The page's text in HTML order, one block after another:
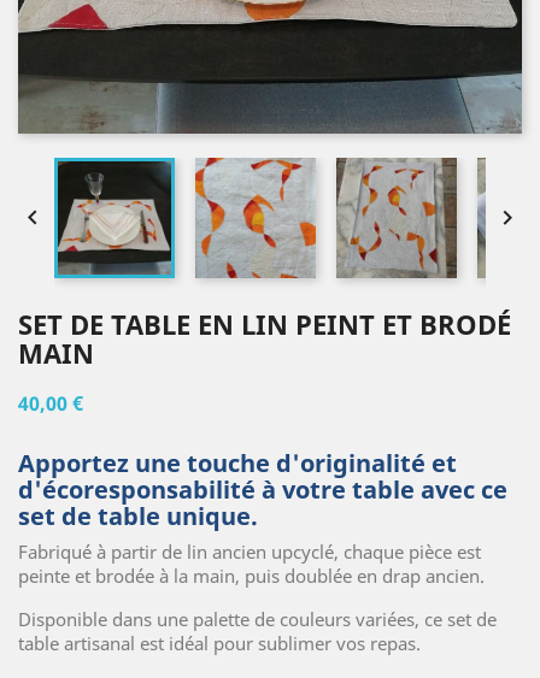
 
SET DE TABLE EN LIN PEINT ET BRODÉ
MAIN
40,00 €
Apportez une touche d'originalité et
d'écoresponsabilité à votre table avec ce
set de table unique.
Fabriqué à partir de lin ancien upcyclé, chaque pièce est
peinte et brodée à la main, puis doublée en drap ancien.
Disponible dans une palette de couleurs variées, ce set de
table artisanal est idéal pour sublimer vos repas.